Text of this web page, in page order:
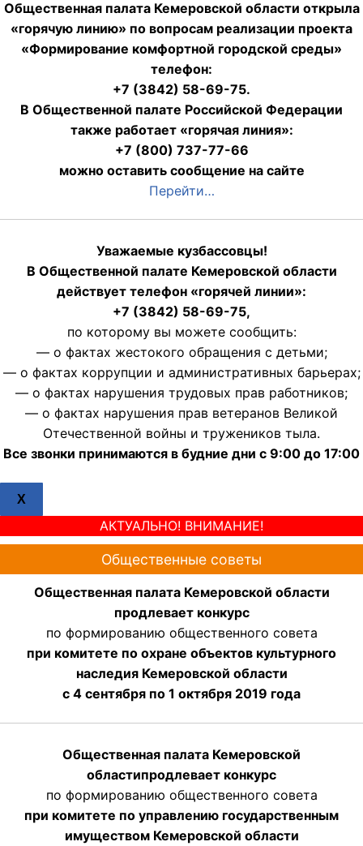
Общественная палата Кемеровской области открыла
«горячую линию» по вопросам реализации проекта
«Формирование комфортной городской среды»
телефон:
+7 (3842) 58-69-75.
В Общественной палате Российской Федерации
также работает «горячая линия»:
+7 (800) 737-77-66
можно оставить сообщение на сайте
Перейти…
Уважаемые кузбассовцы!
В Общественной палате Кемеровской области
действует телефон «горячей линии»:
+7 (3842) 58-69-75,
по которому вы можете сообщить:
— о фактах жестокого обращения с детьми;
— о фактах коррупции и административных барьерах;
— о фактах нарушения трудовых прав работников;
— о фактах нарушения прав ветеранов Великой
Отечественной войны и тружеников тыла.
Все звонки принимаются в будние дни с 9:00 до 17:00
X
АКТУАЛЬНО! ВНИМАНИЕ!
Общественные советы
Общественная палата Кемеровской области
продлевает конкурс
по формированию общественного совета
при комитете по охране объектов культурного
наследия Кемеровской области
с 4 сентября по 1 октября 2019 года
Общественная палата Кемеровской
областипродлевает конкурс
по формированию общественного совета
при комитете по управлению государственным
имуществом Кемеровской области